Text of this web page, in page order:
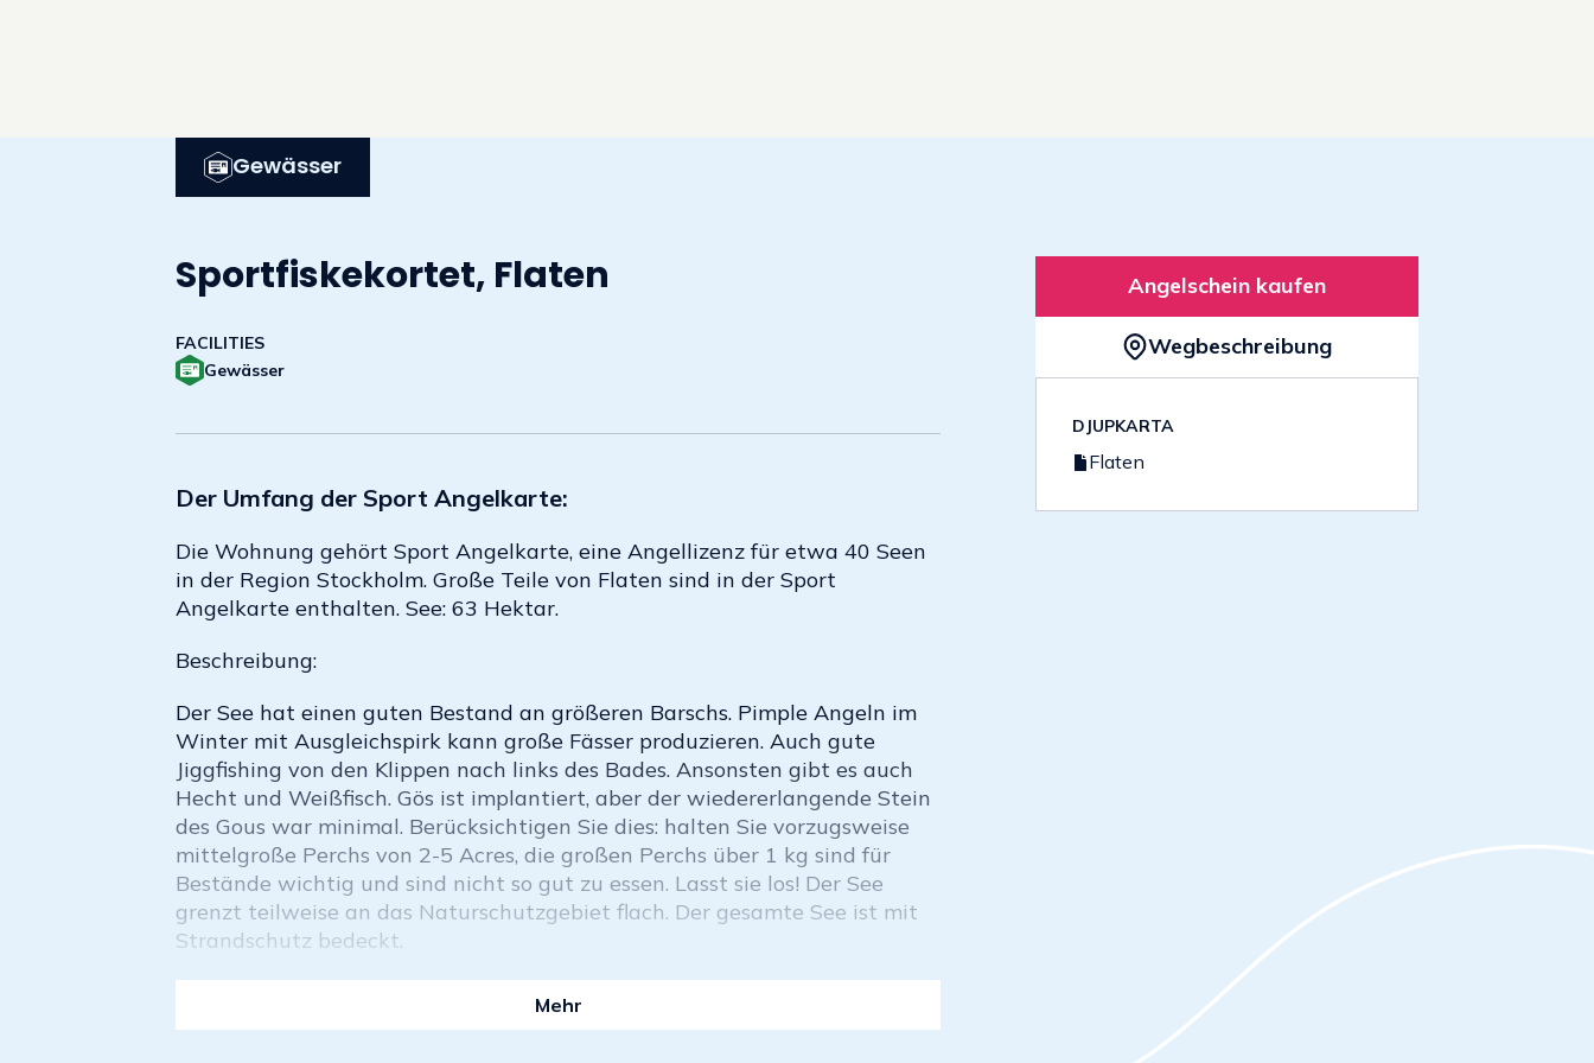
Gewässer
Sportfiskekortet, Flaten
FACILITIES
Gewässer
Der Umfang der Sport Angelkarte:
Die Wohnung gehört Sport Angelkarte, eine Angellizenz für etwa 40 Seen
in der Region Stockholm. Große Teile von Flaten sind in der Sport
Angelkarte enthalten. See: 63 Hektar.
Beschreibung:
Der See hat einen guten Bestand an größeren Barschs. Pimple Angeln im
Winter mit Ausgleichspirk kann große Fässer produzieren. Auch gute
Jiggfishing von den Klippen nach links des Bades. Ansonsten gibt es auch
Hecht und Weißfisch. Gös ist implantiert, aber der wiedererlangende Stein
des Gous war minimal. Berücksichtigen Sie dies: halten Sie vorzugsweise
mittelgroße Perchs von 2-5 Acres, die großen Perchs über 1 kg sind für
Bestände wichtig und sind nicht so gut zu essen. Lasst sie los! Der See
grenzt teilweise an das Naturschutzgebiet flach. Der gesamte See ist mit
Strandschutz bedeckt.
Mehr
Angelschein kaufen
Wegbeschreibung
DJUPKARTA
Flaten